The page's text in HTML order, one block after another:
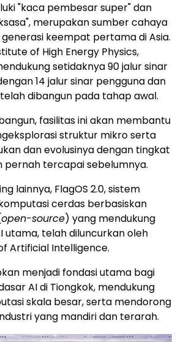
"kaca pembesar super" dan
merupakan sumber cahaya
keempat pertama di Asia.
of High Energy Physics,
setidaknya 90 jalur sinar
14 jalur sinar pengguna dan
dibangun pada tahap awal.
fasilitas ini akan membantu
struktur mikro serta
dan evolusinya dengan tingkat
pernah tercapai sebelumnya.
lainnya, FlagOS 2.0, sistem
cerdas berbasiskan
open-source) yang mendukung
utama, telah diluncurkan oleh
Artificial Intelligence.
menjadi fondasi utama bagi
AI di Tiongkok, mendukung
skala besar, serta mendorong
yang mandiri dan terarah.